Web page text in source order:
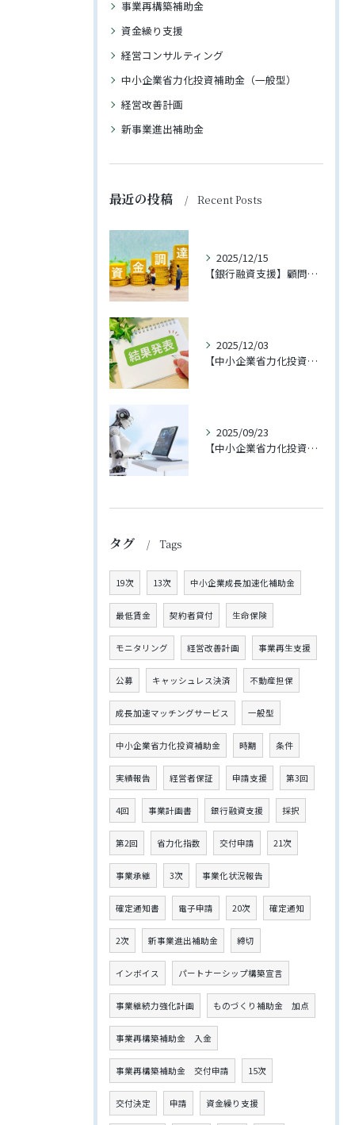
事業再構築補助金
資金繰り支援
経営コンサルティング
中小企業省力化投資補助金（一般型）
経営改善計画
新事業進出補助金
最近の投稿 Recent Posts
2025/12/15
【銀行融資支援】顧問先への融資が実行されました
2025/12/03
【中小企業省力化投資補助金（一般型）】第3回に支援先企業様が採択されました！
2025/09/23
【中小企業省力化投資補助金（一般型）】4回の公募が開始されました【2025年11月下旬締切予定】
タグ Tags
19次 13次 中小企業成長加速化補助金
最低賃金 契約者貸付 生命保険
モニタリング 経営改善計画 事業再生支援
公募 キャッシュレス決済 不動産担保
成長加速マッチングサービス 一般型
中小企業省力化投資補助金 時期 条件
実績報告 経営者保証 申請支援 第3回
4回 事業計画書 銀行融資支援 採択
第2回 省力化指数 交付申請 21次
事業承継 3次 事業化状況報告
確定通知書 電子申請 20次 確定通知
2次 新事業進出補助金 締切
インボイス パートナーシップ構築宣言
事業継続力強化計画 ものづくり補助金 加点
事業再構築補助金 入金
事業再構築補助金 交付申請 15次
交付決定 申請 資金繰り支援